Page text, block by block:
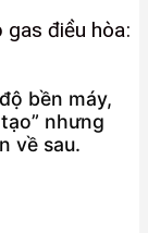
gas điều hòa:
bền máy,
nhưng
về sau.